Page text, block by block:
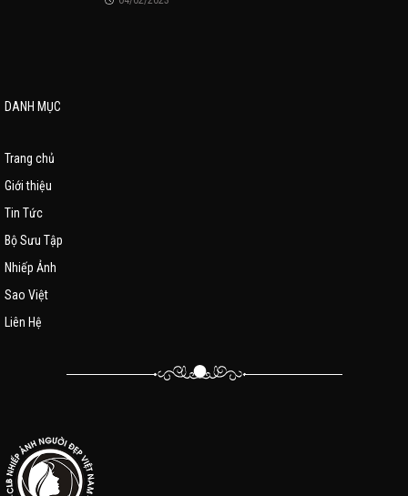
DANH MỤC
Trang chủ
Giới thiệu
Tin Tức
Bộ Sưu Tập
Nhiếp Ảnh
Sao Việt
Liên Hệ